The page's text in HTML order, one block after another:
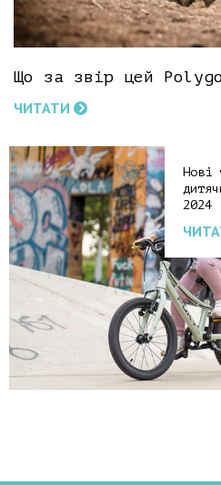
Що за звір цей
ЧИТАТИ
Нові
2024